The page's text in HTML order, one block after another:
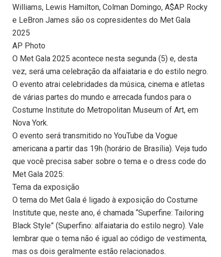
Williams, Lewis Hamilton, Colman Domingo, A$AP Rocky
e LeBron James são os copresidentes do Met Gala
2025
AP Photo
O Met Gala 2025 acontece nesta segunda (5) e, desta
vez, será uma celebração da alfaiataria e do estilo negro.
O evento atrai celebridades da música, cinema e atletas
de várias partes do mundo e arrecada fundos para o
Costume Institute do Metropolitan Museum of Art, em
Nova York.
O evento será transmitido no YouTube da Vogue
americana a partir das 19h (horário de Brasília). Veja tudo
que você precisa saber sobre o tema e o dress code do
Met Gala 2025:
Tema da exposição
O tema do Met Gala é ligado à exposição do Costume
Institute que, neste ano, é chamada “Superfine: Tailoring
Black Style” (Superfino: alfaiataria do estilo negro). Vale
lembrar que o tema não é igual ao código de vestimenta,
mas os dois geralmente estão relacionados.